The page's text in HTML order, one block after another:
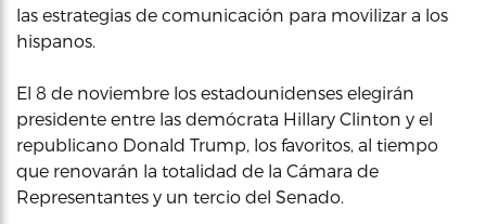
las estrategias de comunicación para movilizar a los
hispanos.
El 8 de noviembre los estadounidenses elegirán
presidente entre las demócrata Hillary Clinton y el
republicano Donald Trump, los favoritos, al tiempo
que renovarán la totalidad de la Cámara de
Representantes y un tercio del Senado.